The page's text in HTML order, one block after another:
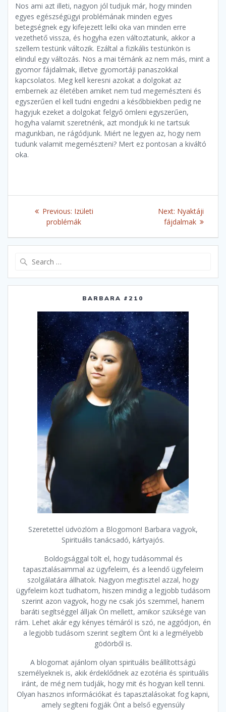
Nos ami azt illeti, nagyon jól tudjuk már, hogy minden
egyes egészségügyi problémának minden egyes
betegségnek egy kifejezett lelki oka van minden erre
vezethető vissza, és hogyha ezen változtatunk, akkor a
szellem testünk változik. Ezáltal a fizikális testünkön is
elindul egy változás. Nos a mai témánk az nem más, mint a
gyomor fájdalmak, illetve gyomortáji panaszokkal
kapcsolatos. Meg kell keresni azokat a dolgokat az
embernek az életében amiket nem tud megemészteni és
egyszerűen el kell tudni engedni a későbbiekben pedig ne
hagyjuk ezeket a dolgokat felgyő ömleni egyszerűen,
hogyha valamit szeretnénk, azt mondjuk ki ne tartsuk
magunkban, ne rágódjunk. Miért ne legyen az, hogy nem
tudunk valamit megemészteni? Mert ez pontosan a kiváltó
oka.
Post
navigation
Previous: Previous
post:
Izületi
problémák
Next: Next
post:
Nyaktáji
fájdalmak
BARBARA #210
Szeretettel üdvözlöm a Blogomon! Barbara vagyok,
Spirituális tanácsadó, kártyajós.
Boldogsággal tölt el, hogy tudásommal és
tapasztalásaimmal az ügyfeleim, és a leendő ügyfeleim
szolgálatára állhatok. Nagyon megtisztel azzal, hogy
ügyfeleim közt tudhatom, hiszen mindig a legjobb tudásom
szerint azon vagyok, hogy ne csak jós szemmel, hanem
baráti segítséggel álljak Ön mellett, amikor szüksége van
rám. Lehet akár egy kényes témáról is szó, ne aggódjon, én
a legjobb tudásom szerint segítem Önt ki a legmélyebb
gödörből is.
A blogomat ajánlom olyan spirituális beállítottságú
személyeknek is, akik érdeklődnek az ezotéria és spirituális
iránt, de még nem tudják, hogy mit és hogyan kell tenni.
Olyan hasznos információkat és tapasztalásokat fog kapni,
amely segíteni fogják Önt a belső egyensúly